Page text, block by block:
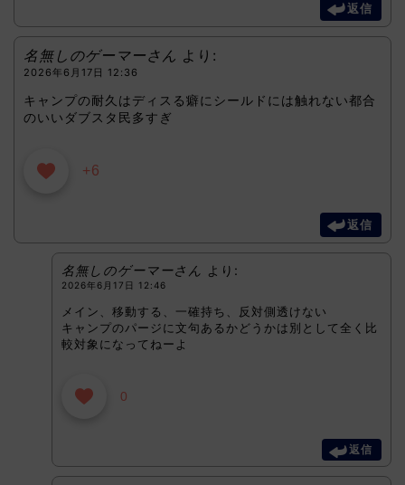
返信
名無しのゲーマーさん より:
2026年6月17日 12:36
キャンプの耐久はディスる癖にシールドには触れない都合
のいいダブスタ民多すぎ
+6
返信
名無しのゲーマーさん より:
2026年6月17日 12:46
メイン、移動する、一確持ち、反対側透けない
キャンプのパージに文句あるかどうかは別として全く比
較対象になってねーよ
0
返信